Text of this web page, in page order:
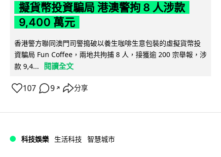
擬貨幣投資騙局 港澳警拘 8 人涉款
9,400 萬元
香港警方聯同澳門司警搗破以養生咖啡生意包裝的虛擬貨幣投
資騙局 Fun Coffee，兩地共拘捕 8 人，接獲逾 200 宗舉報，涉
款 9,4...
閱讀全文
107 9 ↗ 分享
科技娛樂 生活科技 智慧城市